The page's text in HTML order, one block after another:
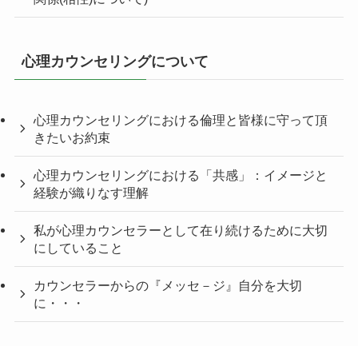
心理カウンセリングについて
心理カウンセリングにおける倫理と皆様に守って頂
きたいお約束
心理カウンセリングにおける「共感」：イメージと
経験が織りなす理解
私が心理カウンセラーとして在り続けるために大切
にしていること
カウンセラーからの『メッセ－ジ』自分を大切
に・・・